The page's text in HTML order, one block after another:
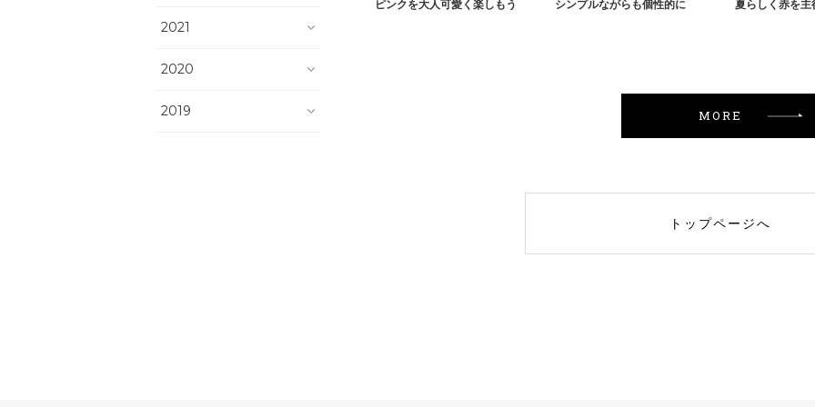
ピンクを大人可愛く楽しもう シンプルながらも個性的に
MORE
トップページへ
2021
2020
2019